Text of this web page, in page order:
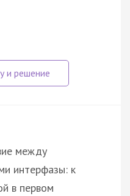
между
интерфазы: к
в первом